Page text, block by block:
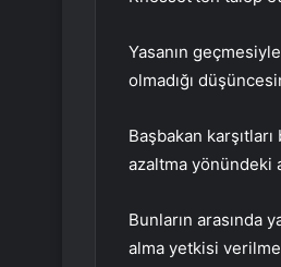
Yasanın
olmadığı
Başbakan
azaltma yönündeki
Bunların arasında
alma yetkisi